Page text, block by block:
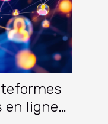
en ligne